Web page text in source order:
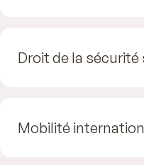
Droit de la sécurité
Mobilité